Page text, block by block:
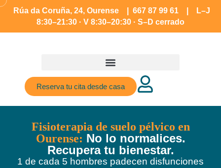
Rúa da Coruña, 24, Ourense | 667 87 99 61 | L–J
8:30–21:30 · V 8:30–20:30 · S–D cerrado
Reserva tu cita desde casa
Fisioterapia de suelo pélvico en
Ourense: No lo normalices.
Recupera tu bienestar.
1 de cada 5 hombres padecen disfunciones